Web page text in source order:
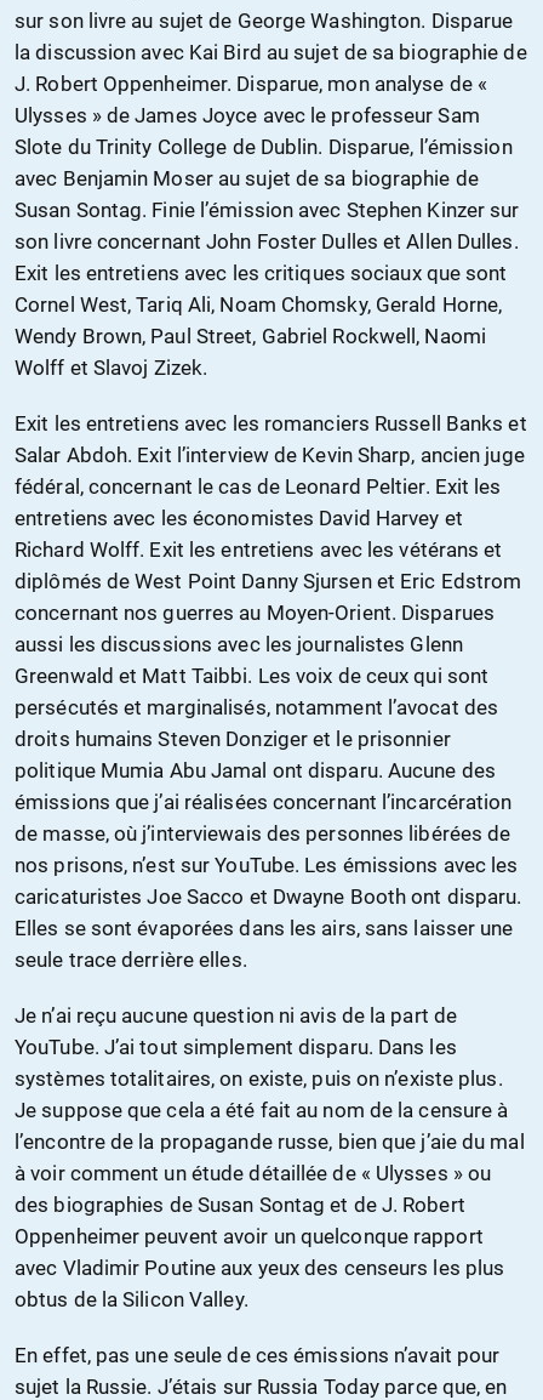
sur son livre au sujet de George Washington. Disparue
la discussion avec Kai Bird au sujet de sa biographie de
J. Robert Oppenheimer. Disparue, mon analyse de «
Ulysses » de James Joyce avec le professeur Sam
Slote du Trinity College de Dublin. Disparue, l’émission
avec Benjamin Moser au sujet de sa biographie de
Susan Sontag. Finie l’émission avec Stephen Kinzer sur
son livre concernant John Foster Dulles et Allen Dulles.
Exit les entretiens avec les critiques sociaux que sont
Cornel West, Tariq Ali, Noam Chomsky, Gerald Horne,
Wendy Brown, Paul Street, Gabriel Rockwell, Naomi
Wolff et Slavoj Zizek.
Exit les entretiens avec les romanciers Russell Banks et
Salar Abdoh. Exit l’interview de Kevin Sharp, ancien juge
fédéral, concernant le cas de Leonard Peltier. Exit les
entretiens avec les économistes David Harvey et
Richard Wolff. Exit les entretiens avec les vétérans et
diplômés de West Point Danny Sjursen et Eric Edstrom
concernant nos guerres au Moyen-Orient. Disparues
aussi les discussions avec les journalistes Glenn
Greenwald et Matt Taibbi. Les voix de ceux qui sont
persécutés et marginalisés, notamment l’avocat des
droits humains Steven Donziger et le prisonnier
politique Mumia Abu Jamal ont disparu. Aucune des
émissions que j’ai réalisées concernant l’incarcération
de masse, où j’interviewais des personnes libérées de
nos prisons, n’est sur YouTube. Les émissions avec les
caricaturistes Joe Sacco et Dwayne Booth ont disparu.
Elles se sont évaporées dans les airs, sans laisser une
seule trace derrière elles.
Je n’ai reçu aucune question ni avis de la part de
YouTube. J’ai tout simplement disparu. Dans les
systèmes totalitaires, on existe, puis on n’existe plus.
Je suppose que cela a été fait au nom de la censure à
l’encontre de la propagande russe, bien que j’aie du mal
à voir comment un étude détaillée de « Ulysses » ou
des biographies de Susan Sontag et de J. Robert
Oppenheimer peuvent avoir un quelconque rapport
avec Vladimir Poutine aux yeux des censeurs les plus
obtus de la Silicon Valley.
En effet, pas une seule de ces émissions n’avait pour
sujet la Russie. J’étais sur Russia Today parce que, en